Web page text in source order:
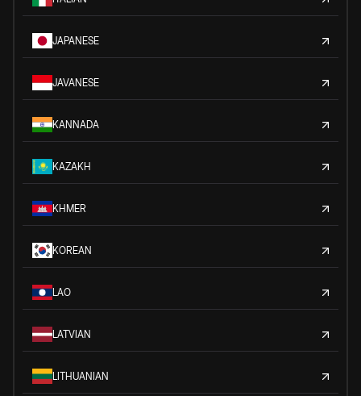
JAPANESE
JAVANESE
KANNADA
KAZAKH
KHMER
KOREAN
LAO
LATVIAN
LITHUANIAN